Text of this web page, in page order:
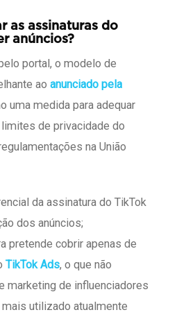
as assinaturas do
anúncios?
portal, o modelo de
ao anunciado pela
uma medida para adequar
de privacidade do
na União
da assinatura do TikTok
dos anúncios;
pretende cobrir apenas de
TikTok Ads, o que não
marketing de influenciadores
utilizado atualmente